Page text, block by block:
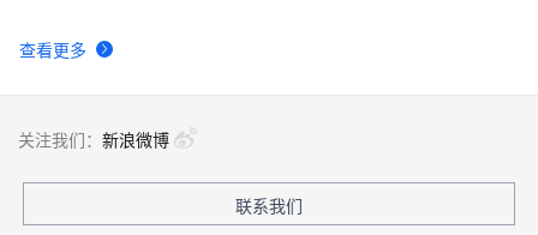
查看更多
关注我们： 新浪微博
联系我们